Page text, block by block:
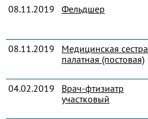
08.11.2019
Фельдшер
08.11.2019
Медицинская сестра
палатная (постовая)
04.02.2019
Врач-фтизиатр
участковый